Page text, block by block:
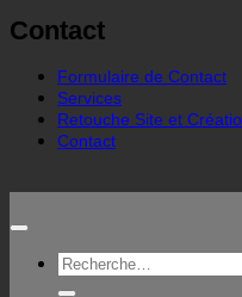
Contact
Formulaire de Contact
Services
Retouche Site et
Contact
Recherche
pour :